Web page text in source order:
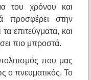
του χρόνου και
προσφέρει στην
επιτεύγματα, και
πιο μπροστά.
που μας
ο πνευματικός. Το